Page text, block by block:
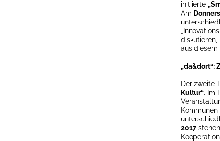
initiierte
Am
diskutieren,
aus diesem
„da&dort“:
Der zweite
Kultur“. Im
2017